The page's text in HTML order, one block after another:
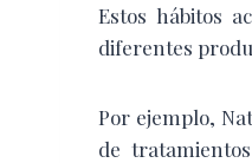
Estos hábitos
diferentes
Por ejemplo,
de